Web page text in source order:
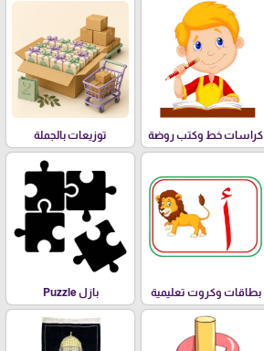
كراسات خط وكتب روضة توزيعات بالجملة
بطاقات وكروت تعليمية بازل Puzzle